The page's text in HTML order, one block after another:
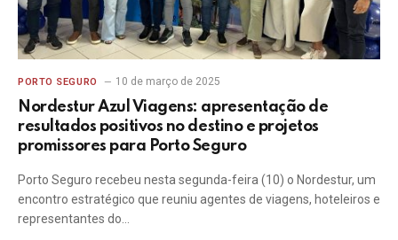
PORTO SEGURO 10 de março de 2025
Nordestur Azul Viagens: apresentação de
resultados positivos no destino e projetos
promissores para Porto Seguro
Porto Seguro recebeu nesta segunda-feira (10) o Nordestur, um
encontro estratégico que reuniu agentes de viagens, hoteleiros e
representantes do…